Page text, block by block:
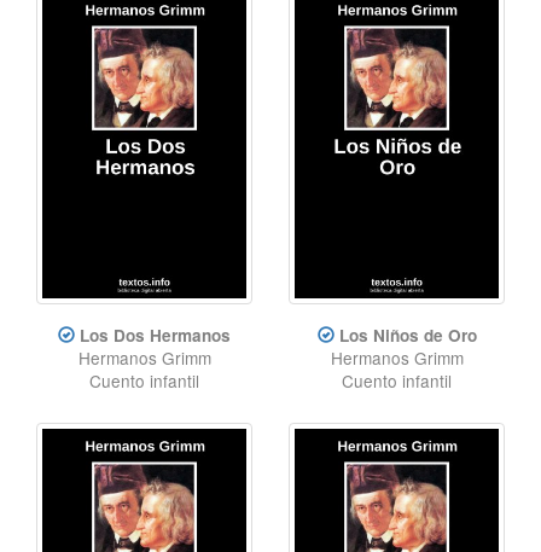
Los Dos Hermanos
Hermanos Grimm
Cuento infantil
Los Niños de Oro
Hermanos Grimm
Cuento infantil